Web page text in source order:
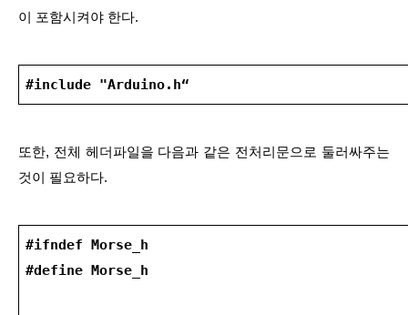
이 포함시켜야 한다.
#include "Arduino.h“
또한, 전체 헤더파일을 다음과 같은 전처리문으로 둘러싸주는
것이 필요하다.
#ifndef Morse_h
#define Morse_h